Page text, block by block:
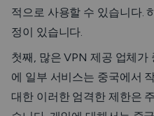
적으로 사용할 수 있습니다.
정이 있습니다.
첫째, 많은 VPN 제공 업체가
에 일부 서비스는 중국에서
대한 이러한 엄격한 제한은